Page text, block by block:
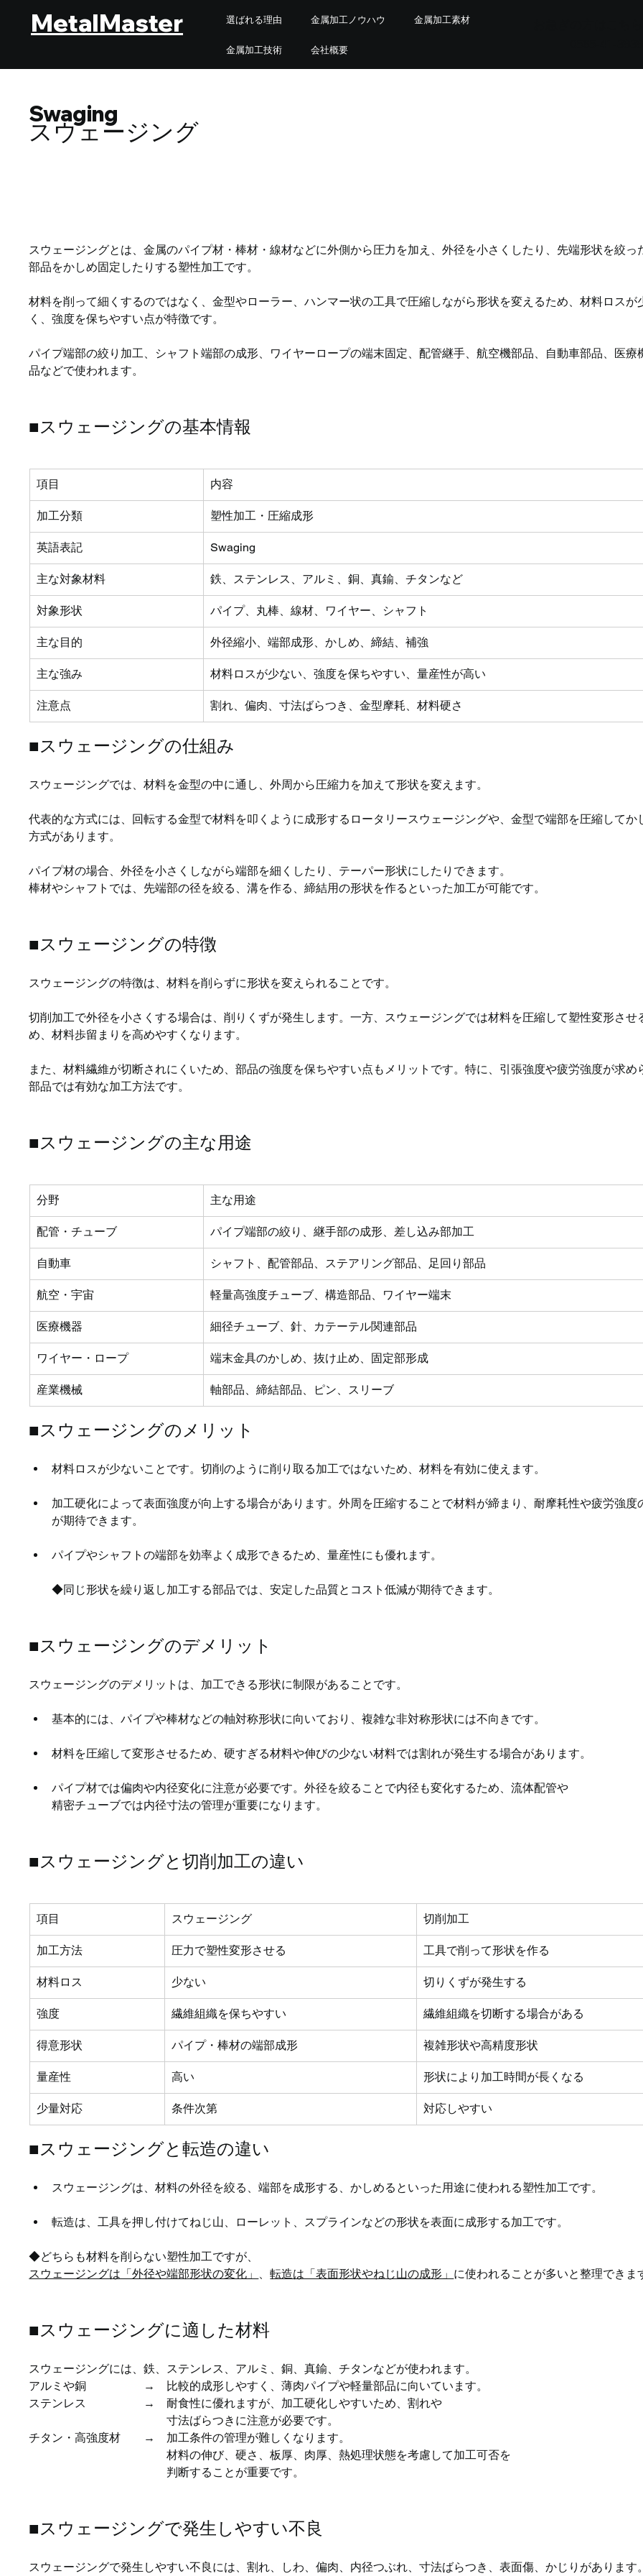
MetalMaster 選ばれる理由 金属加工ノウハウ 金属加工素材
金属加工技術 会社概要
Swaging
スウェージング
スウェージングとは、金属のパイプ材・棒材・線材などに外側から圧力を加え、外径を小さくしたり、先端形状を絞っ
部品をかしめ固定したりする塑性加工です。
材料を削って細くするのではなく、金型やローラー、ハンマー状の工具で圧縮しながら形状を変えるため、材料ロスが
く、強度を保ちやすい点が特徴です。
パイプ端部の絞り加工、シャフト端部の成形、ワイヤーロープの端末固定、配管継手、航空機部品、自動車部品、医療
品などで使われます。
■スウェージングの基本情報
項目 内容
加工分類 塑性加工・圧縮成形
英語表記 Swaging
主な対象材料 鉄、ステンレス、アルミ、銅、真鍮、チタンなど
対象形状 パイプ、丸棒、線材、ワイヤー、シャフト
主な目的 外径縮小、端部成形、かしめ、締結、補強
主な強み 材料ロスが少ない、強度を保ちやすい、量産性が高い
注意点 割れ、偏肉、寸法ばらつき、金型摩耗、材料硬さ
■スウェージングの仕組み
スウェージングでは、材料を金型の中に通し、外周から圧縮力を加えて形状を変えます。
代表的な方式には、回転する金型で材料を叩くように成形するロータリースウェージングや、金型で端部を圧縮してか
方式があります。
パイプ材の場合、外径を小さくしながら端部を細くしたり、テーパー形状にしたりできます。
棒材やシャフトでは、先端部の径を絞る、溝を作る、締結用の形状を作るといった加工が可能です。
■スウェージングの特徴
スウェージングの特徴は、材料を削らずに形状を変えられることです。
切削加工で外径を小さくする場合は、削りくずが発生します。一方、スウェージングでは材料を圧縮して塑性変形させ
め、材料歩留まりを高めやすくなります。
また、材料繊維が切断されにくいため、部品の強度を保ちやすい点もメリットです。特に、引張強度や疲労強度が求め
部品では有効な加工方法です。
■スウェージングの主な用途
分野 主な用途
配管・チューブ パイプ端部の絞り、継手部の成形、差し込み部加工
自動車 シャフト、配管部品、ステアリング部品、足回り部品
航空・宇宙 軽量高強度チューブ、構造部品、ワイヤー端末
医療機器 細径チューブ、針、カテーテル関連部品
ワイヤー・ロープ 端末金具のかしめ、抜け止め、固定部形成
産業機械 軸部品、締結部品、ピン、スリーブ
■スウェージングのメリット
材料ロスが少ないことです。切削のように削り取る加工ではないため、材料を有効に使えます。
加工硬化によって表面強度が向上する場合があります。外周を圧縮することで材料が締まり、耐摩耗性や疲労強度
が期待できます。
パイプやシャフトの端部を効率よく成形できるため、量産性にも優れます。
◆同じ形状を繰り返し加工する部品では、安定した品質とコスト低減が期待できます。
■スウェージングのデメリット
スウェージングのデメリットは、加工できる形状に制限があることです。
基本的には、パイプや棒材などの軸対称形状に向いており、複雑な非対称形状には不向きです。
材料を圧縮して変形させるため、硬すぎる材料や伸びの少ない材料では割れが発生する場合があります。
パイプ材では偏肉や内径変化に注意が必要です。外径を絞ることで内径も変化するため、流体配管や
精密チューブでは内径寸法の管理が重要になります。
■スウェージングと切削加工の違い
項目 スウェージング 切削加工
加工方法 圧力で塑性変形させる 工具で削って形状を作る
材料ロス 少ない 切りくずが発生する
強度 繊維組織を保ちやすい 繊維組織を切断する場合がある
得意形状 パイプ・棒材の端部成形 複雑形状や高精度形状
量産性 高い 形状により加工時間が長くなる
少量対応 条件次第 対応しやすい
■スウェージングと転造の違い
スウェージングは、材料の外径を絞る、端部を成形する、かしめるといった用途に使われる塑性加工です。
転造は、工具を押し付けてねじ山、ローレット、スプラインなどの形状を表面に成形する加工です。
◆どちらも材料を削らない塑性加工ですが、
スウェージングは「外径や端部形状の変化」 、転造は「表面形状やねじ山の成形」 に使われることが多いと整理できま
■スウェージングに適した材料
スウェージングには、鉄、ステンレス、アルミ、銅、真鍮、チタンなどが使われます。
アルミや銅　　　　　→　比較的成形しやすく、薄肉パイプや軽量部品に向いています。
ステンレス　　　　　→　耐食性に優れますが、加工硬化しやすいため、割れや
寸法ばらつきに注意が必要です。
チタン・高強度材　　→　加工条件の管理が難しくなります。
材料の伸び、硬さ、板厚、肉厚、熱処理状態を考慮して加工可否を
判断することが重要です。
■スウェージングで発生しやすい不良
スウェージングで発生しやすい不良には、割れ、しわ、偏肉、内径つぶれ、寸法ばらつき、表面傷、かじりがあります